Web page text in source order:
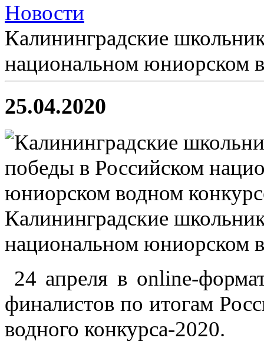
Новости
Калининградские
национальном юниорском
25.04.2020
Калининградские
национальном юниорском
24 апреля в online-
финалистов по итогам
водного конкурса-2020.